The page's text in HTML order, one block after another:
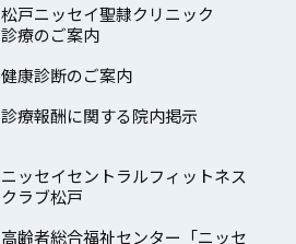
松戸ニッセイ聖隷クリニック
診療のご案内
健康診断のご案内
診療報酬に関する院内掲示
ニッセイセントラルフィットネス
クラブ松戸
高齢者総合福祉センター「ニッセ